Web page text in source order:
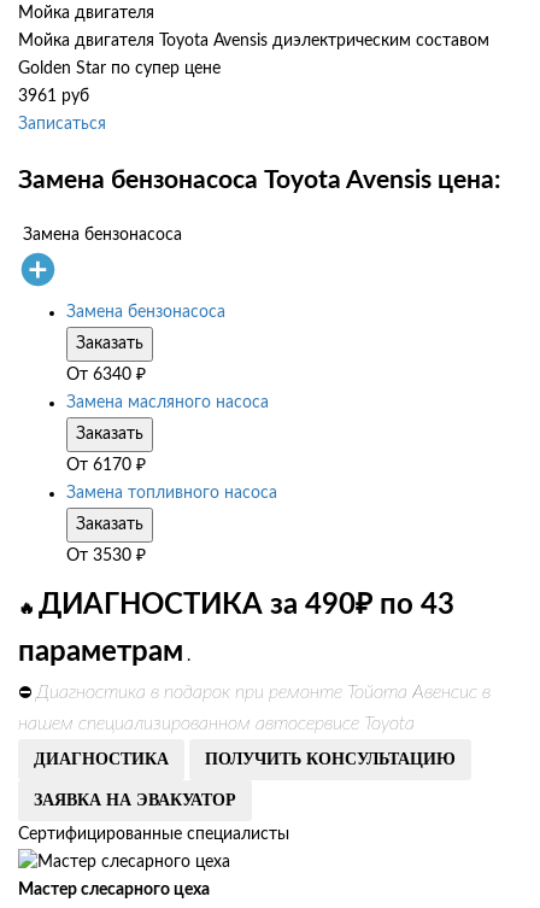
Мойка двигателя
Мойка двигателя Toyota Avensis диэлектрическим составом
Golden Star по супер цене
3961 руб
Записаться
Замена бензонасоса Toyota Avensis цена:
Замена бензонасоса
Замена бензонасоса
Заказать
От 6340 ₽
Замена масляного насоса
Заказать
От 6170 ₽
Замена топливного насоса
Заказать
От 3530 ₽
🔥 ДИАГНОСТИКА за 490₽ по 43
параметрам .
⛔ Диагностика в подарок при ремонте Тойота Авенсис в
нашем специализированном автосервисе Toyota
ДИАГНОСТИКА ПОЛУЧИТЬ КОНСУЛЬТАЦИЮ
ЗАЯВКА НА ЭВАКУАТОР
Сертифицированные специалисты
Мастер слесарного цеха